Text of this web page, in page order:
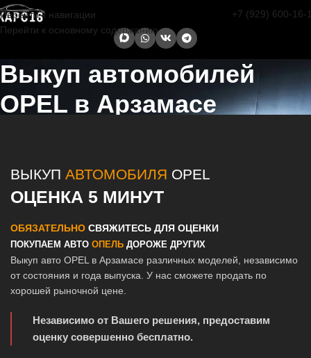
Перейти к навигации
Перейти к основному содержанию
+7 (929) 600-16-
Выкуп автомобилей
OPEL в Арзамасе
ВЫКУП АВТОМОБИЛЯ OPEL
ОЦЕНКА 5 МИНУТ
ОБЯЗАТЕЛЬНО СВЯЖИТЕСЬ ДЛЯ ОЦЕНКИ
ПОКУПАЕМ АВТО ОПЕЛЬ ДОРОЖЕ ДРУГИХ
Выкуп авто OPEL в Арзамасе различных моделей, независимо
от состояния и года выпуска. У нас сможете продать по
хорошей рыночной цене.
Независимо от Вашего решения, предоставим
оценку совершенно бесплатно.